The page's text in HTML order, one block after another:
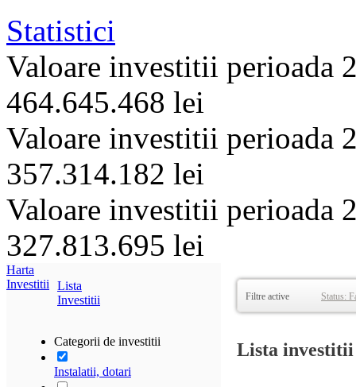
Statistici
Valoare investitii perioada
464.645.468 lei
Valoare investitii perioada
357.314.182 lei
Valoare investitii perioada
327.813.695 lei
Filtre active Status:
Lista investitii
Harta
Investitii
Lista
Investitii
Categorii de investitii
Instalatii, dotari